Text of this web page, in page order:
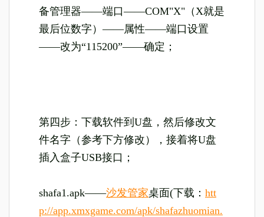
备管理器——端口——COM"X"（X就是
最后位数字）——属性——端口设置
——改为“115200”——确定；
第四步：下载软件到U盘，然后修改文
件名字（参考下方修改），接着将U盘
插入盒子USB接口；
shafa1.apk——沙发管家桌面(下载： htt
p://app.xmxgame.com/apk/shafazhuomian.